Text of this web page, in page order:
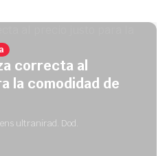
correcta al
la comodidad de
ultranirad. Dod.